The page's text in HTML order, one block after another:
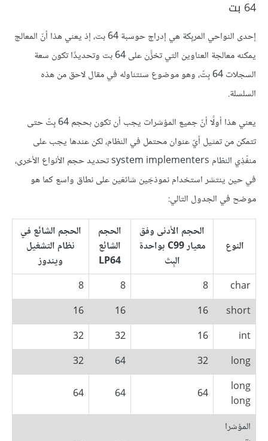
64 بت
إحدى النواحي المربِكة هي إدراج حوسبة 64 بت، إذ يعني هذا أنّ المعالج
يمكنه معالجة العناوين التي تخزَّن على 64 بت وتحديدًا تكون سعة
السجلات 64 بِتّ، وهو موضوع سنتناوله في مقال لاحق من هذه
السلسلة.
يعني هذا أولًا أنّ جميع المؤشرات يجب أن تكون بحجم 64 بِتّ حتى
تتمكن من تمثيل أيّ عنوان محتمل في النظام، لكن عندها يجب على
منفّذِي النظام system implementers تحديد حجم الأنواع الأخرى،
في حين ينتشر استخدام نموذجَين شائعَين على نطاق واسع كما هو
موضح في الجدول التالي:
النوع
الحجم الأدنى وفق
معيار C99 بواحدة
البِتّ
الحجم
الشائع
LP64
الحجم الشائع في
نظام التشغيل
ويندوز
char
8
8
8
short
16
16
16
int
16
32
32
long
32
64
32
long
long
64
64
64
المؤشرا